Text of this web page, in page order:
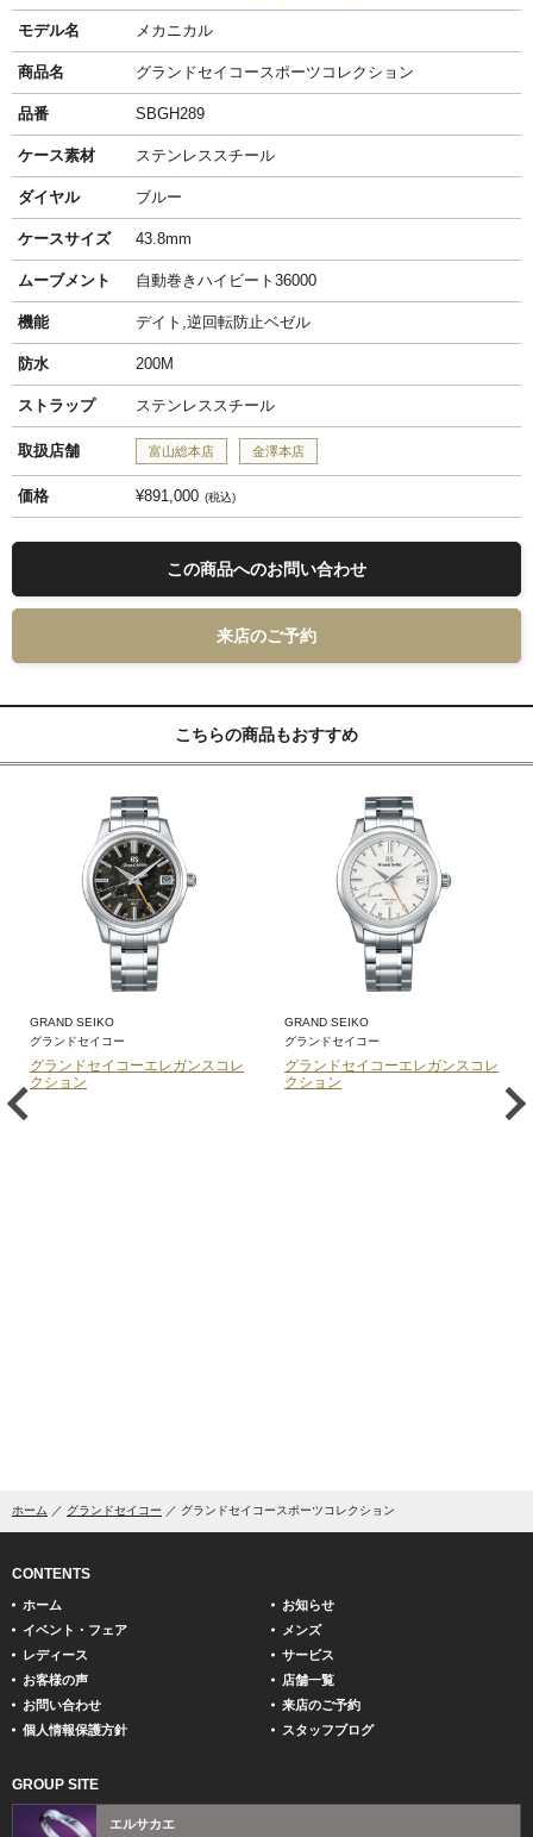
モデル名 メカニカル
商品名 グランドセイコースポーツコレクション
品番 SBGH289
ケース素材 ステンレススチール
ダイヤル ブルー
ケースサイズ 43.8mm
ムーブメント 自動巻きハイビート36000
機能 デイト,逆回転防止ベゼル
防水 200M
ストラップ ステンレススチール
取扱店舗 富山総本店 金澤本店
価格 ¥891,000 税込
この商品へのお問い合わせ
来店のご予約
こちらの商品もおすすめ
GRAND SEIKO
グランドセイコー
グランドセイコーエレガンスコレ
クション
GRAND SEIKO
グランドセイコー
グランドセイコーエレガンスコレ
クション
ホーム グランドセイコー グランドセイコースポーツコレクション
CONTENTS
ホーム
お知らせ
イベント・フェア
メンズ
レディース
サービス
お客様の声
店舗一覧
お問い合わせ
来店のご予約
個人情報保護方針
スタッフブログ
GROUP SITE
エルサカエ